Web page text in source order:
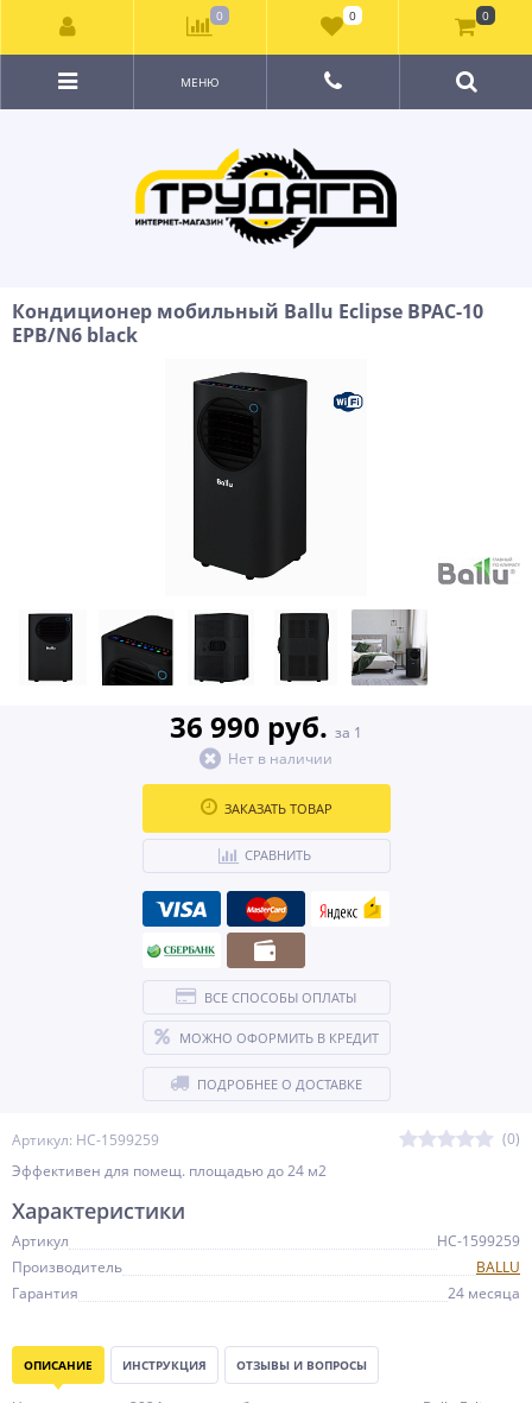
МЕНЮ
Кондиционер мобильный Ballu Eclipse BPAC-10
EPB/N6 black
Артикул: НС-1599259
(0)
Эффективен для помещ. площадью до 24 м2
36 990 руб. за 1
Нет в наличии
ЗАКАЗАТЬ ТОВАР
СРАВНИТЬ
ВСЕ СПОСОБЫ ОПЛАТЫ
МОЖНО ОФОРМИТЬ В КРЕДИТ
ПОДРОБНЕЕ О ДОСТАВКЕ
Характеристики
Артикул
НС-1599259
Производитель
BALLU
Гарантия
24 месяца
ОПИСАНИЕ ИНСТРУКЦИЯ ОТЗЫВЫ И ВОПРОСЫ
0 0 0